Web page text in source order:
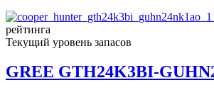
рейтинга
Текущий уровень запасов
GREE GTH24K3BI-